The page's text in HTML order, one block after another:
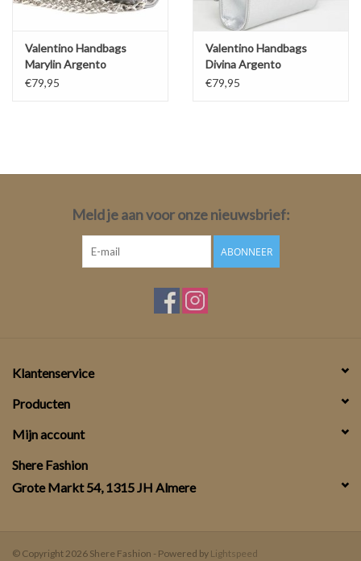
Merken
Valentino Handbags
Marylin Argento
€79,95
Valentino Handbags
Divina Argento
€79,95
Meld je aan voor onze nieuwsbrief:
ABONNEER
Klantenservice
Producten
Mijn account
Shere Fashion
Grote Markt 54, 1315 JH Almere
© Copyright 2026 Shere Fashion - Powered by Lightspeed